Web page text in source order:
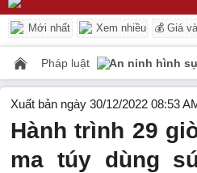
Mới nhất Xem nhiều 💰 Giá
Pháp luật An ninh hình
Xuất bản ngày 30/12/2022 08:53
Hành trình 29
ma túy dùng